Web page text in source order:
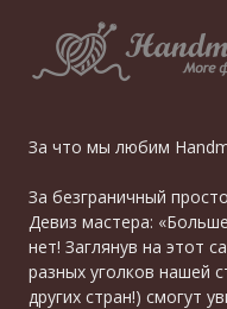
За что мы любим
За безграничный
Девиз мастера:
нет! Заглянув на этот
разных уголков нашей
других стран!) смогут